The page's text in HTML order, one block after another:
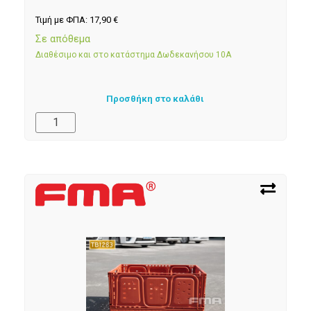
Τιμή με ΦΠΑ: 17,90 €
Σε απόθεμα
Διαθέσιμο και στο κατάστημα Δωδεκανήσου 10Α
Προσθήκη στο καλάθι